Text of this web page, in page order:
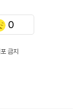
0
금지